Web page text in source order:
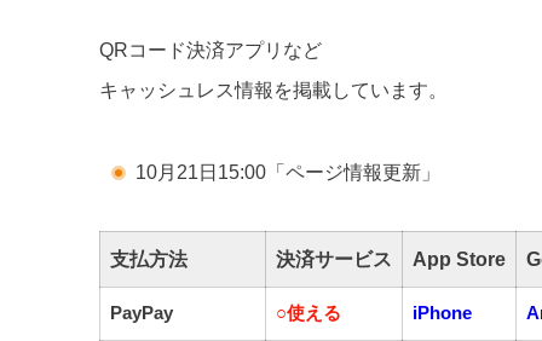
QRコード決済アプリなど
キャッシュレス情報を掲載しています。
10月21日15:00「ページ情報更新」
支払方法 決済サービス App Store
PayPay ○使える iPhone